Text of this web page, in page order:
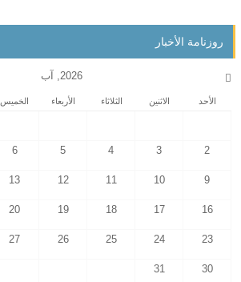
روزنامة الأخبار
2026, آب
الأحد الاثنين الثلاثاء الأربعاء الخميس
2
3
4
5
6
9
10
11
12
13
16
17
18
19
20
23
24
25
26
27
30
31